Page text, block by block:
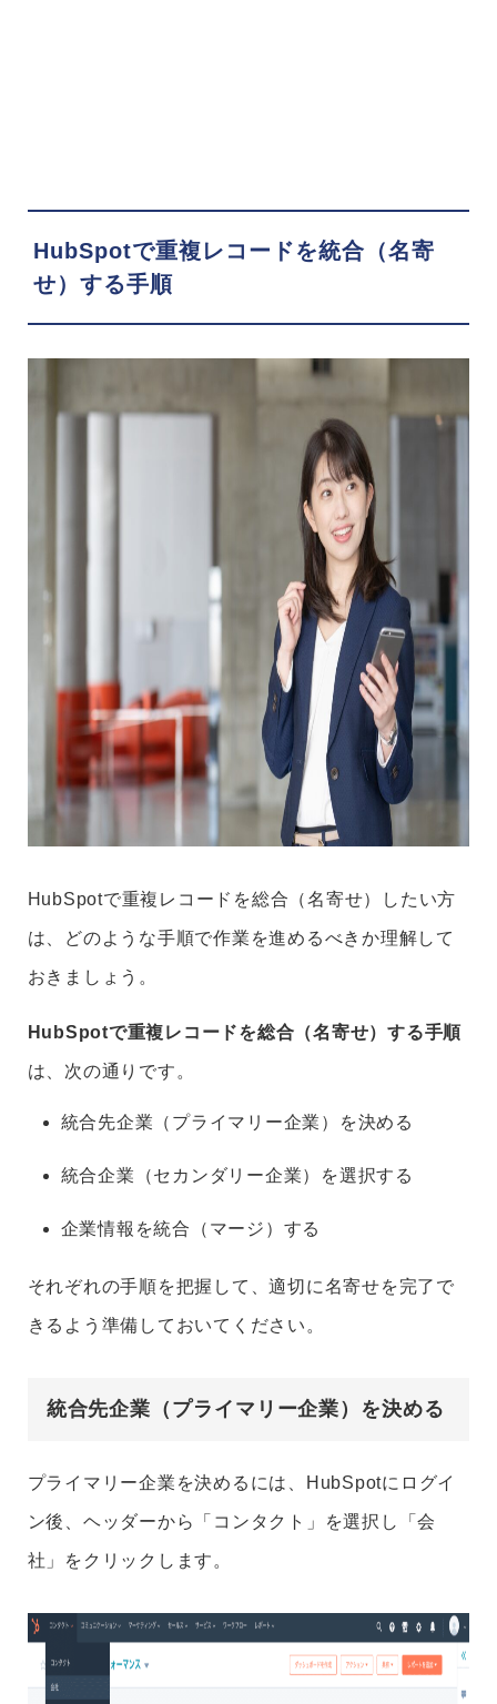
HubSpotで重複レコードを統合（名寄
せ）する手順
HubSpotで重複レコードを総合（名寄せ）したい方
は、どのような手順で作業を進めるべきか理解して
おきましょう。
HubSpotで重複レコードを総合（名寄せ）する手順
は、次の通りです。
統合先企業（プライマリー企業）を決める
統合企業（セカンダリー企業）を選択する
企業情報を統合（マージ）する
それぞれの手順を把握して、適切に名寄せを完了で
きるよう準備しておいてください。
統合先企業（プライマリー企業）を決める
プライマリー企業を決めるには、HubSpotにログイ
ン後、ヘッダーから「コンタクト」を選択し「会
社」をクリックします。